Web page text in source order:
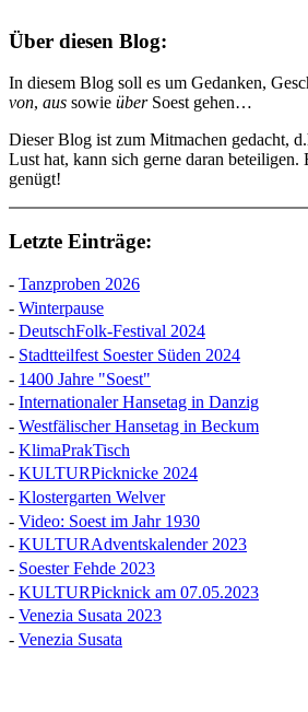
Über diesen Blog:
In diesem Blog soll es um Gedanken,
von, aus sowie überSoest gehen…
Dieser Blog ist zum Mitmachen gedacht,
Lust hat, kann sich gerne daran beteiligen.
genügt!
Letzte Einträge:
- Tanzproben 2026
- Winterpause
- DeutschFolk-Festival 2024
- Stadtteilfest Soester Süden 2024
- 1400 Jahre "Soest"
- Internationaler Hansetag in Danzig
- Westfälischer Hansetag in Beckum
- KlimaPrakTisch
- KULTURPicknicke 2024
- Klostergarten Welver
- Video: Soest im Jahr 1930
- KULTURAdventskalender 2023
- Soester Fehde 2023
- KULTURPicknick am 07.05.2023
- Venezia Susata 2023
- Venezia Susata